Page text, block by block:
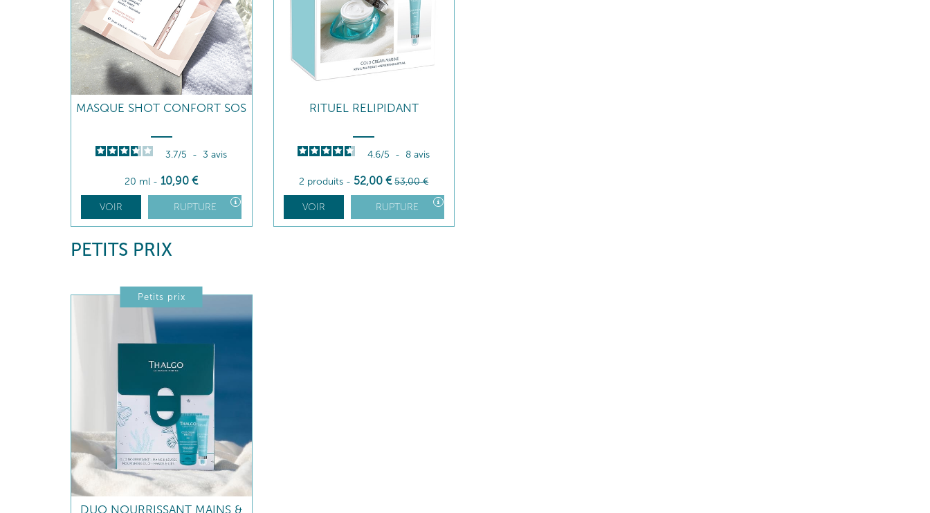
MASQUE SHOT CONFORT SOS
3.7/5 - 3avis
20 ml -10,90 €
VOIR RUPTURE
RITUEL RELIPIDANT
4.6/5 - 8avis
2 produits - 52,00 € 53,00 €
VOIR RUPTURE
PETITS PRIX
Petits prix
DUO NOURRISSANT MAINS &